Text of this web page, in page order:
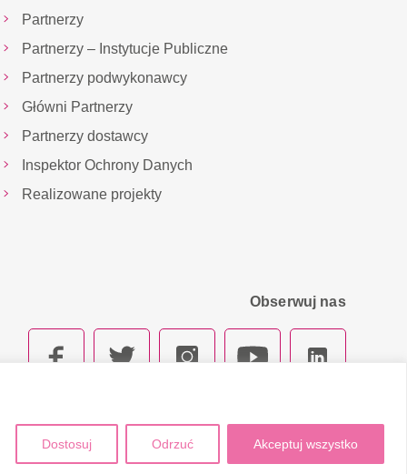
Dostosuj Odrzuć Akceptuj wszystko
Partnerzy
Partnerzy – Instytucje Publiczne
Partnerzy podwykonawcy
Główni Partnerzy
Partnerzy dostawcy
Inspektor Ochrony Danych
Realizowane projekty
Obserwuj nas